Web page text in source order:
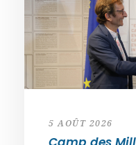
5 AOÛT 2026